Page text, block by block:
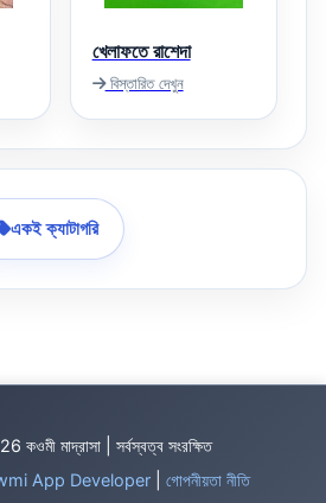
খেলাফতে রাশেদা
বিস্তারিত দেখুন
একই ক্যাটাগরি
মাদ্রাসা | সর্বস্বত্ব সংরক্ষিত
App Developer গোপনীয়তা নীতি